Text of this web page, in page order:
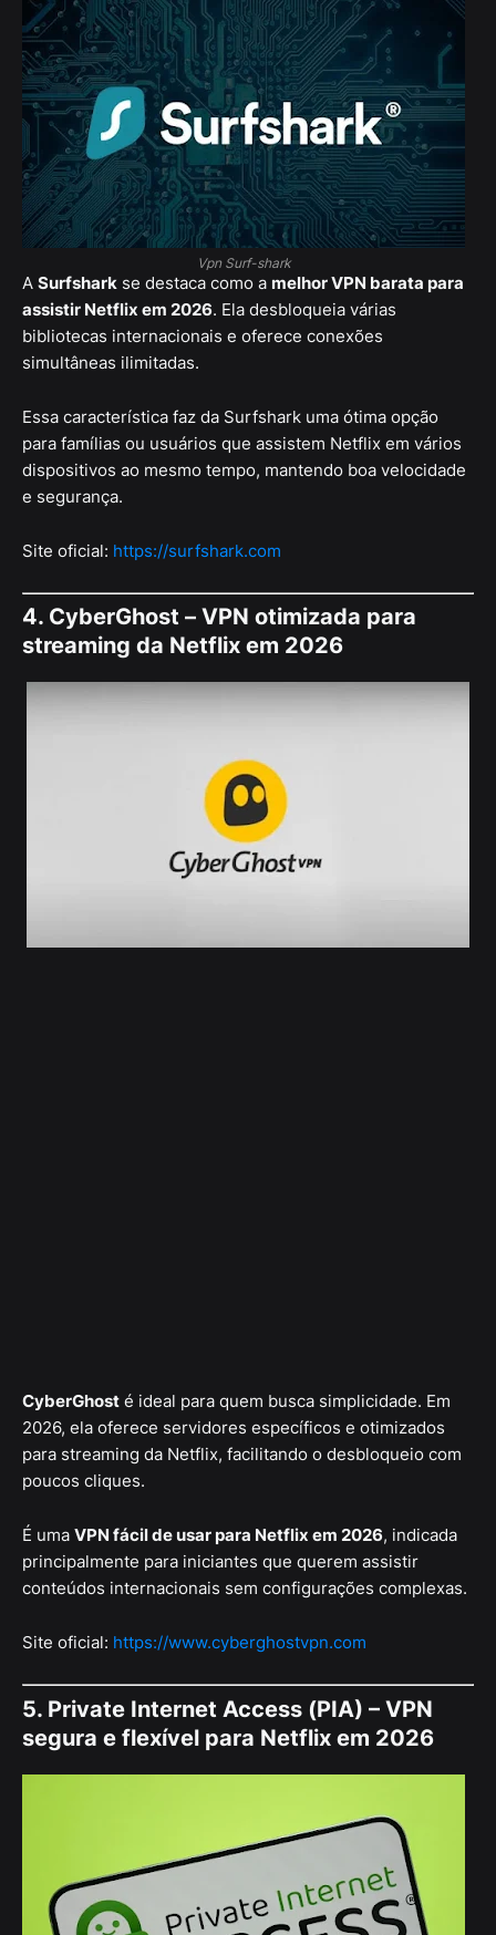
Vpn Surf-shark
A Surfshark se destaca como a melhor VPN barata para
assistir Netflix em 2026. Ela desbloqueia várias
bibliotecas internacionais e oferece conexões
simultâneas ilimitadas.
Essa característica faz da Surfshark uma ótima opção
para famílias ou usuários que assistem Netflix em vários
dispositivos ao mesmo tempo, mantendo boa velocidade
e segurança.
Site oficial: https://surfshark.com
4. CyberGhost – VPN otimizada para
streaming da Netflix em 2026
CyberGhost é ideal para quem busca simplicidade. Em
2026, ela oferece servidores específicos e otimizados
para streaming da Netflix, facilitando o desbloqueio com
poucos cliques.
É uma VPN fácil de usar para Netflix em 2026, indicada
principalmente para iniciantes que querem assistir
conteúdos internacionais sem configurações complexas.
Site oficial: https://www.cyberghostvpn.com
5. Private Internet Access (PIA) – VPN
segura e flexível para Netflix em 2026